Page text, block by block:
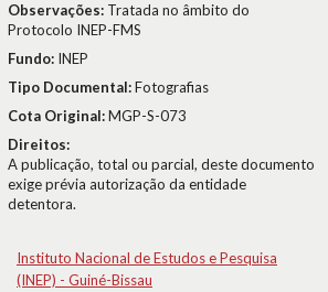
Observações: Tratada no âmbito do
Protocolo INEP-FMS
Fundo: INEP
Tipo Documental:Fotografias
Cota Original:MGP-S-073
Direitos:
A publicação, total ou parcial, deste documento
exige prévia autorização da entidade
detentora.
Instituto Nacional de Estudos e Pesquisa
(INEP) - Guiné-Bissau